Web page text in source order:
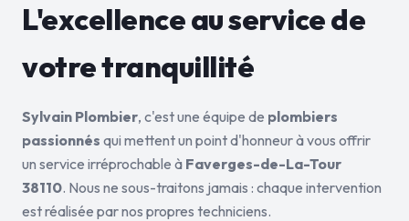
L'excellence au service de
votre tranquillité
Sylvain Plombier, c'est une équipe de plombiers
passionnés qui mettent un point d'honneur à vous offrir
un service irréprochable à Faverges-de-La-Tour
38110. Nous ne sous-traitons jamais : chaque intervention
est réalisée par nos propres techniciens.